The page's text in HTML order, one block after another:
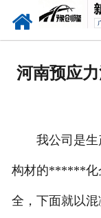
河南预应
我公司是生
构材的******化
全，下面就以混